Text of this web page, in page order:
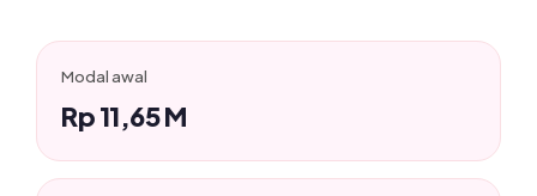
Modal awal
Rp 11,65 M